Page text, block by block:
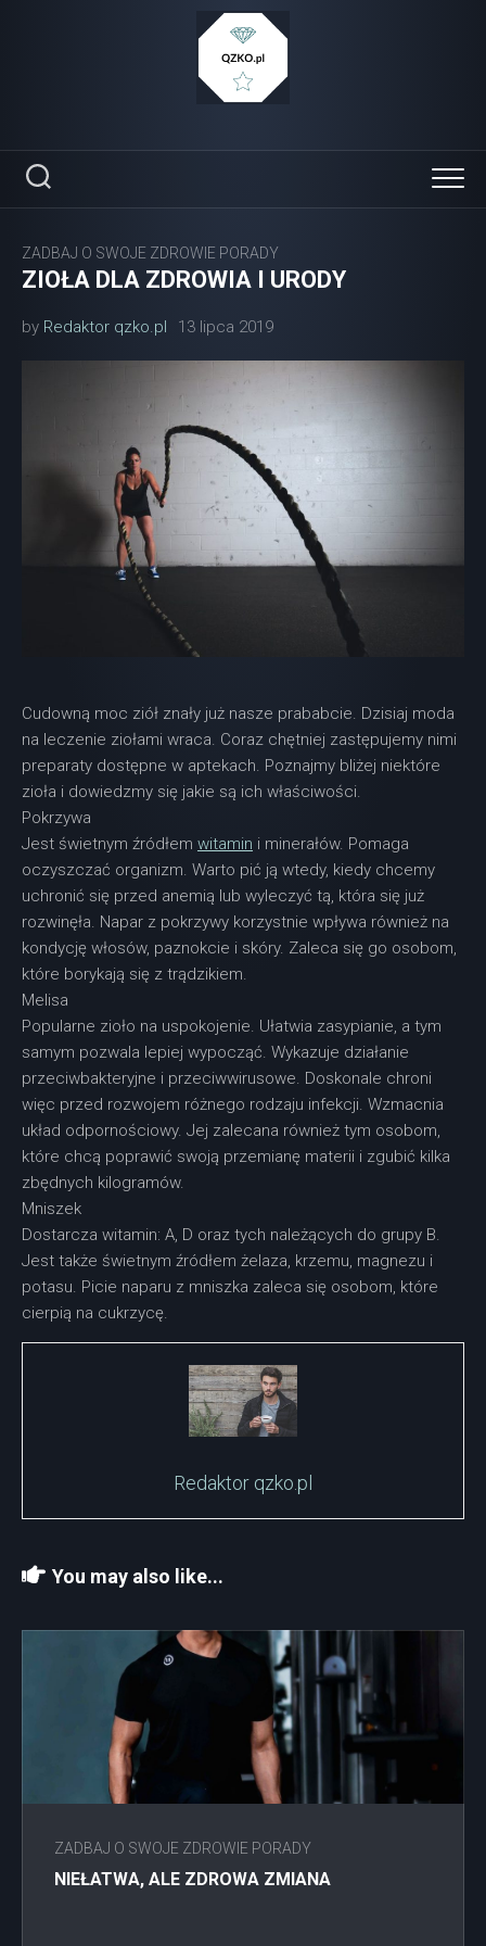
ZADBAJ O SWOJE ZDROWIE PORADY
ZIOŁA DLA ZDROWIA I URODY
by Redaktor qzko.pl 13 lipca 2019
Cudowną moc ziół znały już nasze prababcie. Dzisiaj moda
na leczenie ziołami wraca. Coraz chętniej zastępujemy nimi
preparaty dostępne w aptekach. Poznajmy bliżej niektóre
zioła i dowiedzmy się jakie są ich właściwości.
Pokrzywa
Jest świetnym źródłem witamin i minerałów. Pomaga
oczyszczać organizm. Warto pić ją wtedy, kiedy chcemy
uchronić się przed anemią lub wyleczyć tą, która się już
rozwinęła. Napar z pokrzywy korzystnie wpływa również na
kondycję włosów, paznokcie i skóry. Zaleca się go osobom,
które borykają się z trądzikiem.
Melisa
Popularne zioło na uspokojenie. Ułatwia zasypianie, a tym
samym pozwala lepiej wypocząć. Wykazuje działanie
przeciwbakteryjne i przeciwwirusowe. Doskonale chroni
więc przed rozwojem różnego rodzaju infekcji. Wzmacnia
układ odpornościowy. Jej zalecana również tym osobom,
które chcą poprawić swoją przemianę materii i zgubić kilka
zbędnych kilogramów.
Mniszek
Dostarcza witamin: A, D oraz tych należących do grupy B.
Jest także świetnym źródłem żelaza, krzemu, magnezu i
potasu. Picie naparu z mniszka zaleca się osobom, które
cierpią na cukrzycę.
Redaktor qzko.pl
You may also like...
ZADBAJ O SWOJE ZDROWIE PORADY
NIEŁATWA, ALE ZDROWA ZMIANA